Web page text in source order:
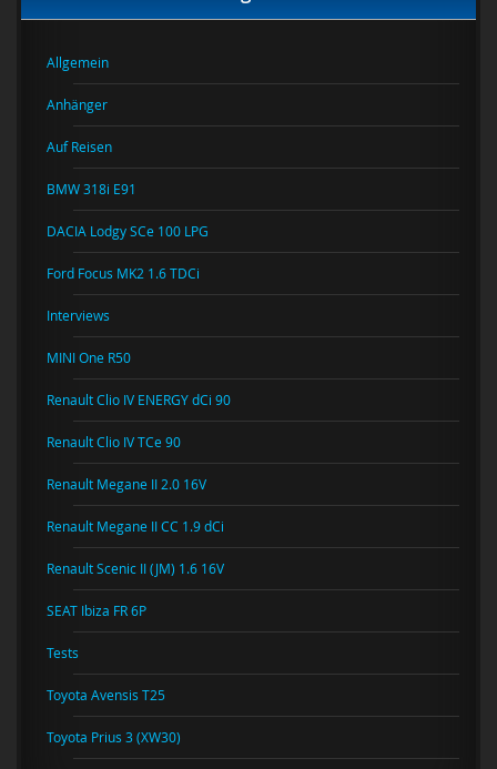
Allgemein
Anhänger
Auf Reisen
BMW 318i E91
DACIA Lodgy SCe 100 LPG
Ford Focus MK2 1.6 TDCi
Interviews
MINI One R50
Renault Clio IV ENERGY dCi 90
Renault Clio IV TCe 90
Renault Megane II 2.0 16V
Renault Megane II CC 1.9 dCi
Renault Scenic II (JM) 1.6 16V
SEAT Ibiza FR 6P
Tests
Toyota Avensis T25
Toyota Prius 3 (XW30)